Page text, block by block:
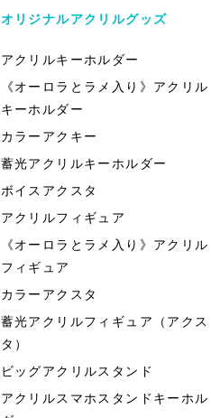
オリジナルアクリルグッズ
アクリルキーホルダー
《オーロラとラメ入り》アクリル
キーホルダー
カラーアクキー
蓄光アクリルキーホルダー
ボイスアクスタ
アクリルフィギュア
《オーロラとラメ入り》アクリル
フィギュア
カラーアクスタ
蓄光アクリルフィギュア（アクス
タ）
ビッグアクリルスタンド
アクリルスマホスタンドキーホル